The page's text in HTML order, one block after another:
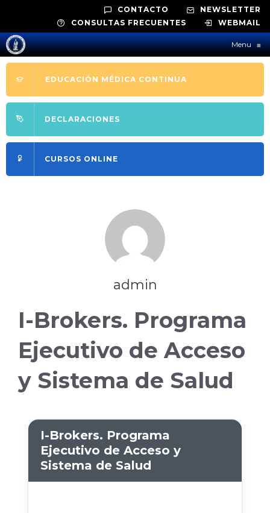
CONTACTO
NEWSLETTER
CONSULTAS FRECUENTES
WEBMAIL
Menu≡
EDUCACIÓN MÉDICA CONTINUA
DECLARACIONES
CURSOS ONLINE
admin
I-Brokers. Programa
Ejecutivo de Acceso
y Sistema de Salud
I-Brokers. Programa
Ejecutivo de Acceso y
Sistema de Salud